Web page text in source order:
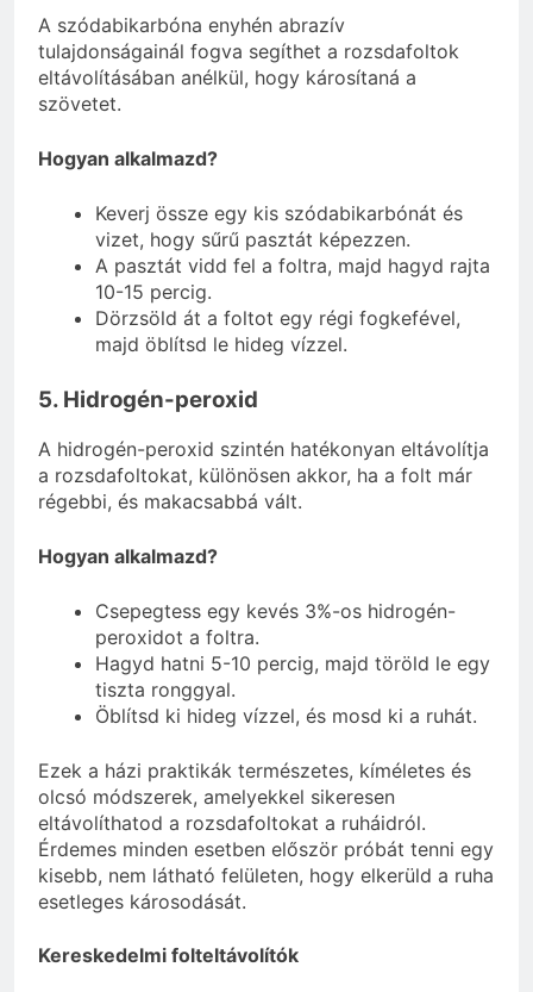
A szódabikarbóna enyhén abrazív
tulajdonságainál fogva segíthet a rozsdafoltok
eltávolításában anélkül, hogy károsítaná a
szövetet.
Hogyan alkalmazd?
Keverj össze egy kis szódabikarbónát és
vizet, hogy sűrű pasztát képezzen.
A pasztát vidd fel a foltra, majd hagyd rajta
10-15 percig.
Dörzsöld át a foltot egy régi fogkefével,
majd öblítsd le hideg vízzel.
5. Hidrogén-peroxid
A hidrogén-peroxid szintén hatékonyan eltávolítja
a rozsdafoltokat, különösen akkor, ha a folt már
régebbi, és makacsabbá vált.
Hogyan alkalmazd?
Csepegtess egy kevés 3%-os hidrogén-
peroxidot a foltra.
Hagyd hatni 5-10 percig, majd töröld le egy
tiszta ronggyal.
Öblítsd ki hideg vízzel, és mosd ki a ruhát.
Ezek a házi praktikák természetes, kíméletes és
olcsó módszerek, amelyekkel sikeresen
eltávolíthatod a rozsdafoltokat a ruháidról.
Érdemes minden esetben először próbát tenni egy
kisebb, nem látható felületen, hogy elkerüld a ruha
esetleges károsodását.
Kereskedelmi folteltávolítók